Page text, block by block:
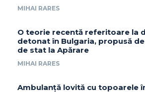
MIHAI RARES
O teorie recentă referitoare la
detonat în Bulgaria, propusă
de stat la Apărare
MIHAI RARES
Ambulanță lovită cu topoarele